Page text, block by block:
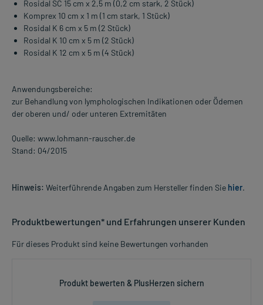
Rosidal SC 15 cm x 2,5 m (0,2 cm stark, 2 Stück)
Komprex 10 cm x 1 m (1 cm stark, 1 Stück)
Rosidal K 6 cm x 5 m (2 Stück)
Rosidal K 10 cm x 5 m (2 Stück)
Rosidal K 12 cm x 5 m (4 Stück)
Anwendungsbereiche:
zur Behandlung von lymphologischen Indikationen oder Ödemen
der oberen und/ oder unteren Extremitäten
Quelle: www.lohmann-rauscher.de
Stand: 04/2015
Hinweis: Weiterführende Angaben zum Hersteller finden Sie hier.
Produktbewertungen* und Erfahrungen unserer Kunden
Für dieses Produkt sind keine Bewertungen vorhanden
Produkt bewerten & PlusHerzen sichern